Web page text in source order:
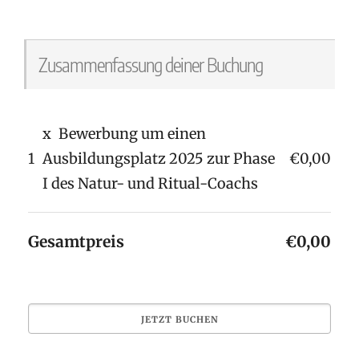
Zusammenfassung deiner Buchung
1
x Bewerbung um einen
Ausbildungsplatz 2025 zur Phase
I des Natur- und Ritual-Coachs
€0,00
Gesamtpreis €0,00